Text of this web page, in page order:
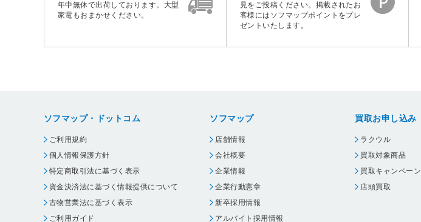
年中無休で出荷しております。大型
家電もおまかせください。
見をご投稿ください。掲載されたお
客様にはソフマップポイントをプレ
ゼントいたします。
ソフマップ・ドットコム
ご利用規約
個人情報保護方針
特定商取引法に基づく表示
資金決済法に基づく情報提供について
古物営業法に基づく表示
ご利用ガイド
ソフマップ
店舗情報
会社概要
企業情報
企業行動憲章
新卒採用情報
アルバイト採用情報
買取お申し込み
ラクウル
買取対象商品
買取キャンペーン
店頭買取